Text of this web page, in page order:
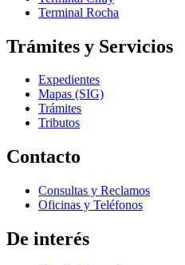
Terminal Rocha
Trámites y Servicios
Expedientes
Mapas (SIG)
Trámites
Tributos
Contacto
Consultas y Reclamos
Oficinas y Teléfonos
De interés